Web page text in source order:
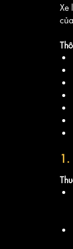
Xe
1.